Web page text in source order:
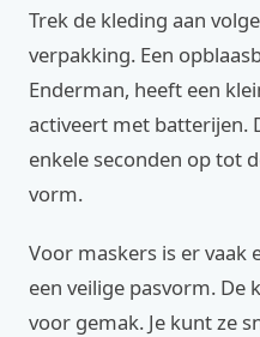
Trek de kleding aan
verpakking. Een
Enderman, heeft een
activeert met batterijen.
enkele seconden op tot
vorm.
Voor maskers is er vaak
een veilige pasvorm.
voor gemak. Je kunt ze